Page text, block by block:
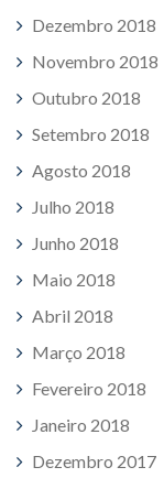
Dezembro 2018
Novembro 2018
Outubro 2018
Setembro 2018
Agosto 2018
Julho 2018
Junho 2018
Maio 2018
Abril 2018
Março 2018
Fevereiro 2018
Janeiro 2018
Dezembro 2017